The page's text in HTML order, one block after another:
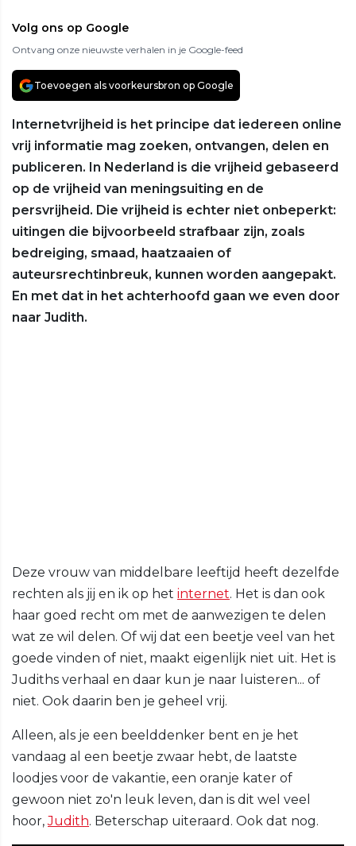
Volg ons op Google
Ontvang onze nieuwste verhalen in je Google-feed
Toevoegen als voorkeursbron op Google
Internetvrijheid is het principe dat iedereen online
vrij informatie mag zoeken, ontvangen, delen en
publiceren. In Nederland is die vrijheid gebaseerd
op de vrijheid van meningsuiting en de
persvrijheid. Die vrijheid is echter niet onbeperkt:
uitingen die bijvoorbeeld strafbaar zijn, zoals
bedreiging, smaad, haatzaaien of
auteursrechtinbreuk, kunnen worden aangepakt.
En met dat in het achterhoofd gaan we even door
naar Judith.
Deze vrouw van middelbare leeftijd heeft dezelfde
rechten als jij en ik op het internet. Het is dan ook
haar goed recht om met de aanwezigen te delen
wat ze wil delen. Of wij dat een beetje veel van het
goede vinden of niet, maakt eigenlijk niet uit. Het is
Judiths verhaal en daar kun je naar luisteren... of
niet. Ook daarin ben je geheel vrij.
Alleen, als je een beelddenker bent en je het
vandaag al een beetje zwaar hebt, de laatste
loodjes voor de vakantie, een oranje kater of
gewoon niet zo'n leuk leven, dan is dit wel veel
hoor,Judith. Beterschap uiteraard. Ook dat nog.